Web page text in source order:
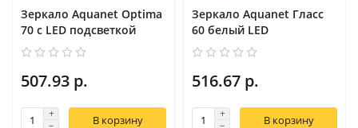
Зеркало Aquanet Optima
70 с LED подсветкой
507.93 р.
В корзину
Зеркало Aquanet Гласс
60 белый LED
516.67 р.
В корзину